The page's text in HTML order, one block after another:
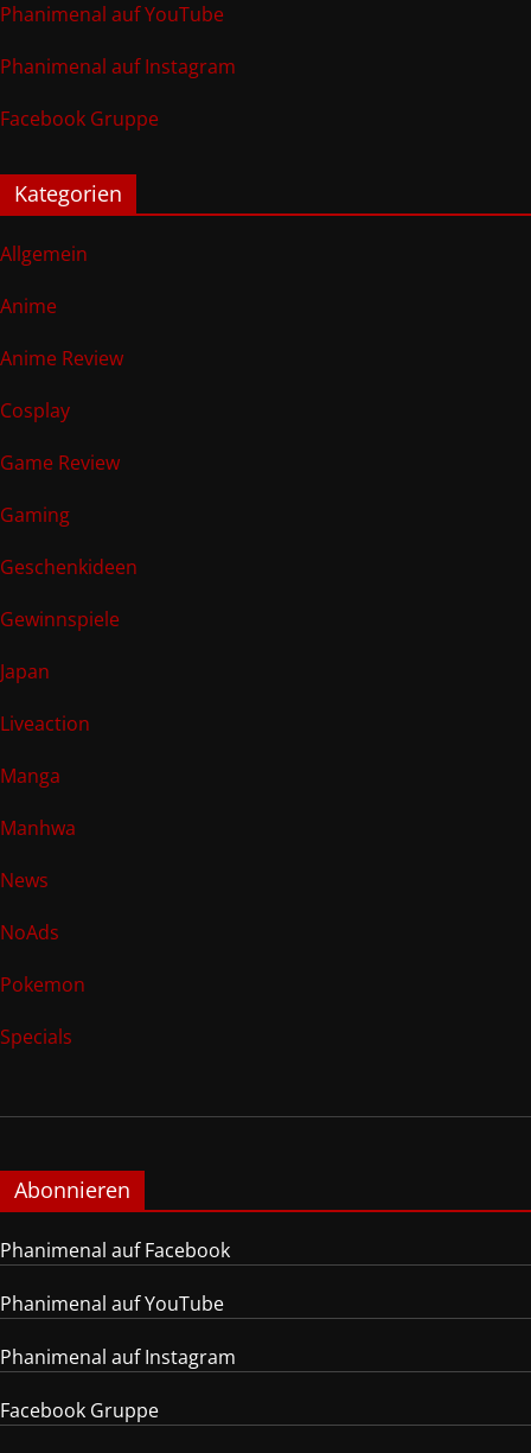
Phanimenal auf YouTube
Phanimenal auf Instagram
Facebook Gruppe
Kategorien
Allgemein
Anime
Anime Review
Cosplay
Game Review
Gaming
Geschenkideen
Gewinnspiele
Japan
Liveaction
Manga
Manhwa
News
NoAds
Pokemon
Specials
Abonnieren
Phanimenal auf Facebook
Phanimenal auf YouTube
Phanimenal auf Instagram
Facebook Gruppe